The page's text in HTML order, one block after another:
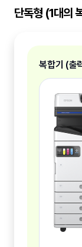
단독형 (1대의
복합기 (출